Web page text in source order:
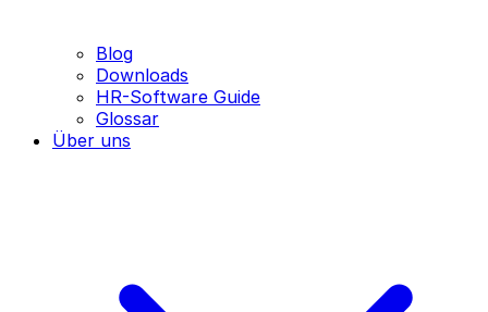
Blog
Downloads
HR-Software Guide
Glossar
Über uns